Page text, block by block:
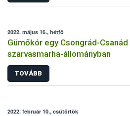
2022. május 16., hétfő
Gümőkór egy Csongrád-
szarvasmarha-állományban
TOVÁBB
2022. február 10., csütörtök